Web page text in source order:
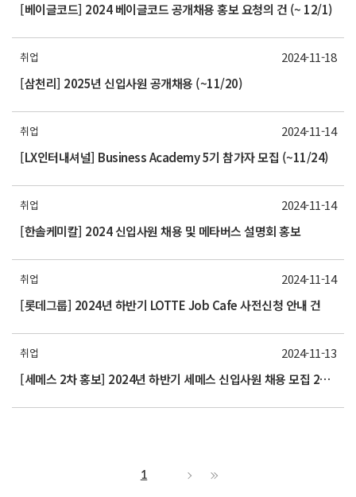
[베이글코드] 2024 베이글코드 공개채용 홍보 요청의 건 (~ 12/1)
취업
[삼천리] 2025년 신입사원 공개채용 (~11/20)
2024-11-18
취업
[LX인터내셔널] Business Academy 5기 참가자 모집 (~11/24)
2024-11-14
취업
[한솔케미칼] 2024 신입사원 채용 및 메타버스 설명회 홍보
2024-11-14
취업
[롯데그룹] 2024년 하반기 LOTTE Job Cafe 사전신청 안내 건
2024-11-14
취업
[세메스 2차 홍보] 2024년 하반기 세메스 신입사원 채용 모집 2차 홍보 요청(~11/18(월)
2024-11-13
1